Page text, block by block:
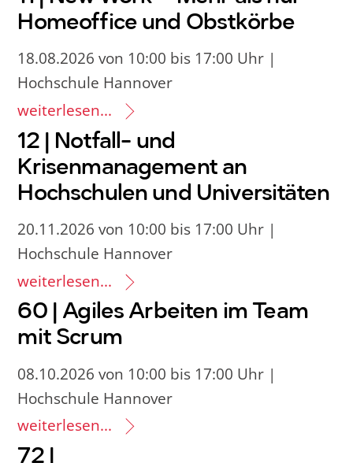
Homeoffice und Obstkörbe
18.08.2026 von 10:00 bis 17:00 Uhr |
Hochschule Hannover
weiterlesen...
12 | Notfall- und
Krisenmanagement an
Hochschulen und Universitäten
20.11.2026 von 10:00 bis 17:00 Uhr |
Hochschule Hannover
weiterlesen...
60 | Agiles Arbeiten im Team
mit Scrum
08.10.2026 von 10:00 bis 17:00 Uhr |
Hochschule Hannover
weiterlesen...
72 |